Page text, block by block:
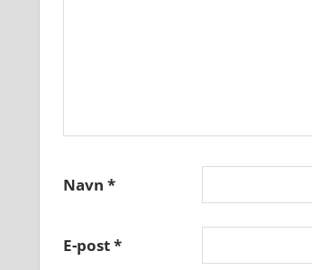
Navn *
E-post*